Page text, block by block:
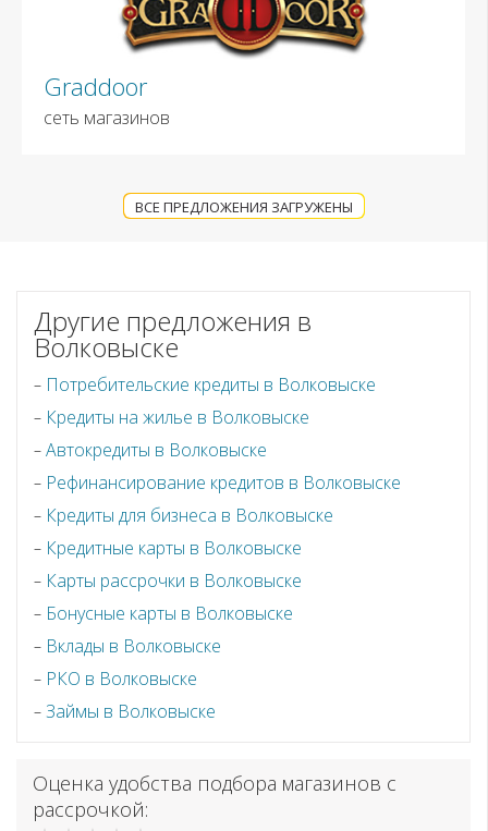
Graddoor
сеть магазинов
ВСЕ ПРЕДЛОЖЕНИЯ ЗАГРУЖЕНЫ
Другие предложения в
Волковыске
Потребительские кредиты в Волковыске
Кредиты на жилье в Волковыске
Автокредиты в Волковыске
Рефинансирование кредитов в Волковыске
Кредиты для бизнеса в Волковыске
Кредитные карты в Волковыске
Карты рассрочки в Волковыске
Бонусные карты в Волковыске
Вклады в Волковыске
РКО в Волковыске
Займы в Волковыске
Оценка удобства подбора магазинов с
рассрочкой: